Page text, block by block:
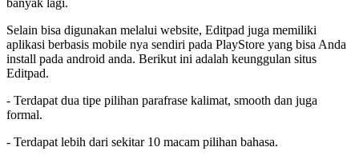
banyak lagi.
Selain bisa digunakan melalui website, Editpad juga memiliki
aplikasi berbasis mobile nya sendiri pada PlayStore yang bisa Anda
install pada android anda. Berikut ini adalah keunggulan situs
Editpad.
- Terdapat dua tipe pilihan parafrase kalimat, smooth dan juga
formal.
- Terdapat lebih dari sekitar 10 macam pilihan bahasa.